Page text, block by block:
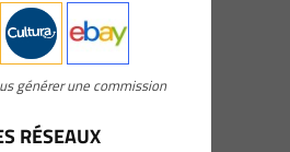
générer une commission
RÉSEAUX